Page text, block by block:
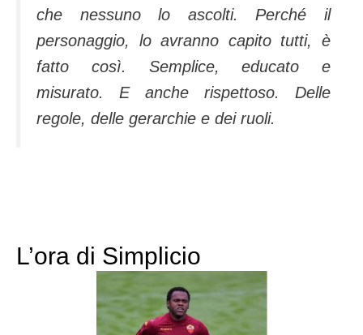
che nessuno lo ascolti. Perché il
personaggio, lo avranno capito tutti, è
fatto così. Semplice, educato e
misurato. E anche rispettoso. Delle
regole, delle gerarchie e dei ruoli.
L’ora di Simplicio